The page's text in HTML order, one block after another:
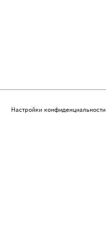
Настройки конфиденциальности